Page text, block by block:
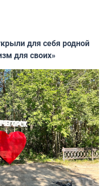
для себя родной
для своих»